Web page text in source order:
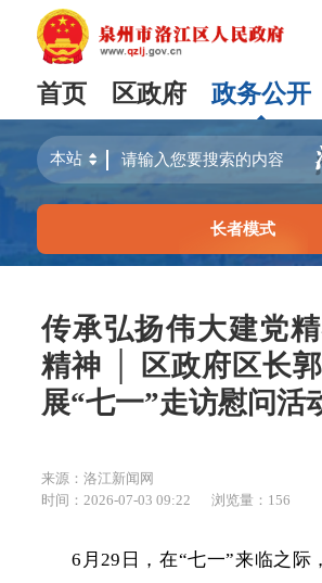
首页 区政府 政务公开
长者模式
传承弘扬伟大建党
精神 │ 区政府区长
展“七一”走访慰问活
来源：洛江新闻网
时间：2026-07-03 09:22
浏览量： 156
6月29日，在“七一”来临之际